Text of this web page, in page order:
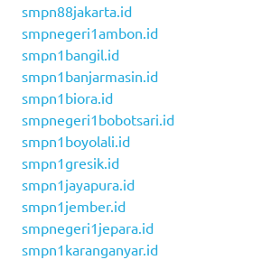
smpn88jakarta.id
smpnegeri1ambon.id
smpn1bangil.id
smpn1banjarmasin.id
smpn1biora.id
smpnegeri1bobotsari.id
smpn1boyolali.id
smpn1gresik.id
smpn1jayapura.id
smpn1jember.id
smpnegeri1jepara.id
smpn1karanganyar.id